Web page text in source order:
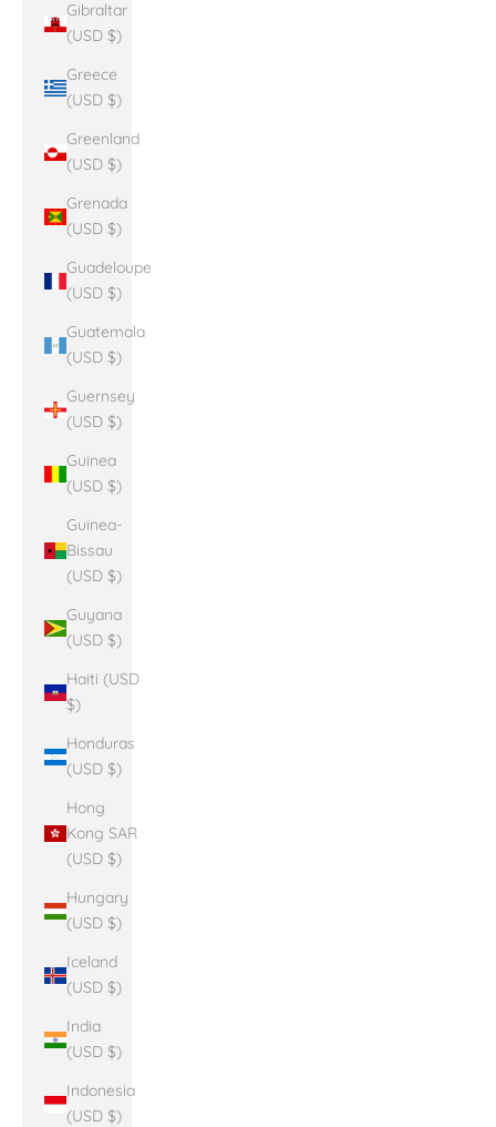
Gibraltar
(USD $)
Greece
(USD $)
Greenland
(USD $)
Grenada
(USD $)
Guadeloupe
(USD $)
Guatemala
(USD $)
Guernsey
(USD $)
Guinea
(USD $)
Guinea-
Bissau
(USD $)
Guyana
(USD $)
Haiti (USD
$)
Honduras
(USD $)
Hong
Kong SAR
(USD $)
Hungary
(USD $)
Iceland
(USD $)
India
(USD $)
Indonesia
(USD $)